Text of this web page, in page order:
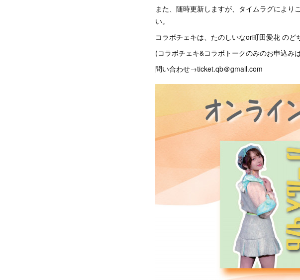
また、随時更新しますが、タイムラグにより
い。
コラボチェキは、たのしいなor町田愛花 の
(コラボチェキ&コラボトークのみのお申込み
問い合わせ→ticket.qb＠gmail.com